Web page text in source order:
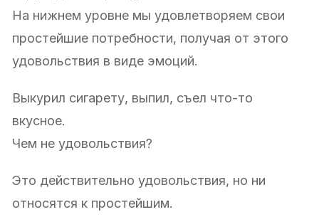
На нижнем уровне мы удовлетворяем свои
простейшие потребности, получая от этого
удовольствия в виде эмоций.
Выкурил сигарету, выпил, съел что-то
вкусное.
Чем не удовольствия?
Это действительно удовольствия, но ни
относятся к простейшим.